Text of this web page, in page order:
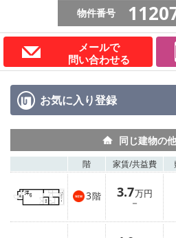
物件番号
メールで
問い合わせる
お気に入り登録
同じ建物の
階 家賃/共益費
3階 3.7万円
－